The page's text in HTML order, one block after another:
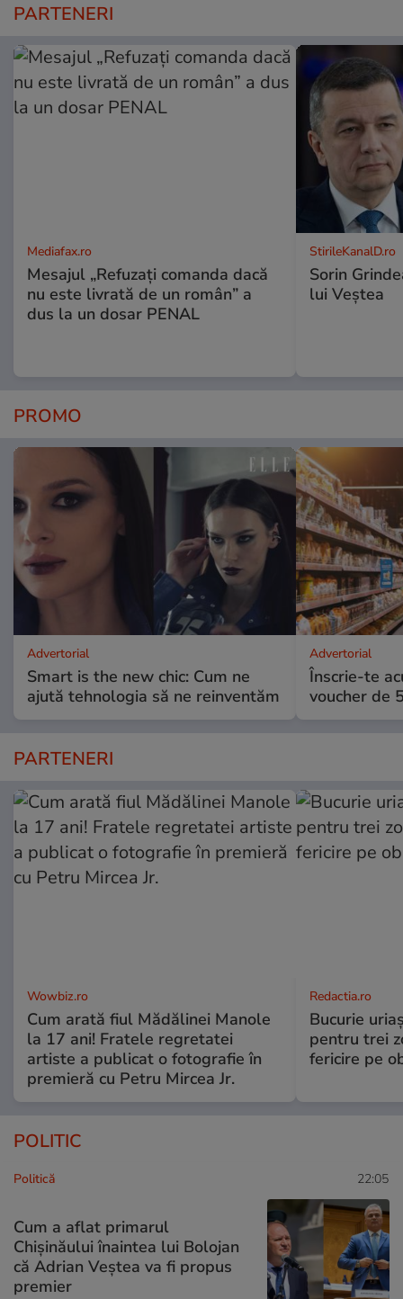
PARTENERI
Mediafax.ro
Mesajul „Refuzați comanda dacă
nu este livrată de un român” a
dus la un dosar PENAL
StirileKanalD.ro
Sorin
lui Veștea
PROMO
Advertorial
Smart is the new chic: Cum ne
ajută tehnologia să ne reinventăm
Advertorial
Înscrie-te
voucher de
PARTENERI
Wowbiz.ro
Cum arată fiul Mădălinei Manole
la 17 ani! Fratele regretatei
artiste a publicat o fotografie în
premieră cu Petru Mircea Jr.
Redactia.ro
Bucurie
pentru trei
fericire pe
POLITIC
Politică 22:05
Cum a aflat primarul
Chișinăului înaintea lui Bolojan
că Adrian Veștea va fi propus
premier